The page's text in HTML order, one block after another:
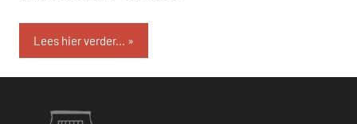
Lees hier verder...